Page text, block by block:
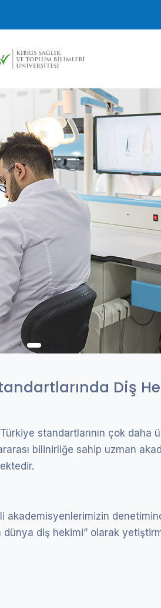
Diş
standartlarının çok daha
bilinirliğe sahip uzman
akademisyenlerimizin
dünya diş hekimi” olarak